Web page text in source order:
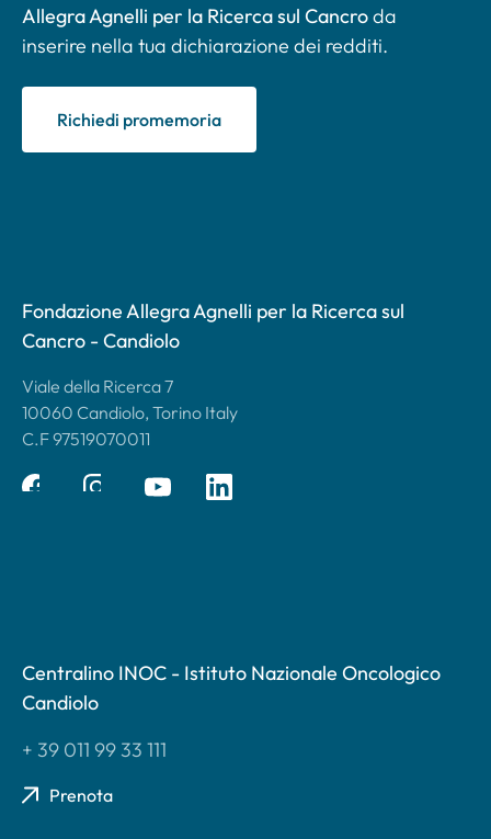
Allegra Agnelli per la Ricerca sul Cancroda
inserire nella tua dichiarazione dei redditi.
Richiedi promemoria
Fondazione Allegra Agnelli per la Ricerca sul
Cancro - Candiolo
Viale della Ricerca 7
10060 Candiolo, Torino Italy
C.F 97519070011
Centralino INOC - Istituto Nazionale Oncologico
Candiolo
+ 39 011 99 33 111
Prenota